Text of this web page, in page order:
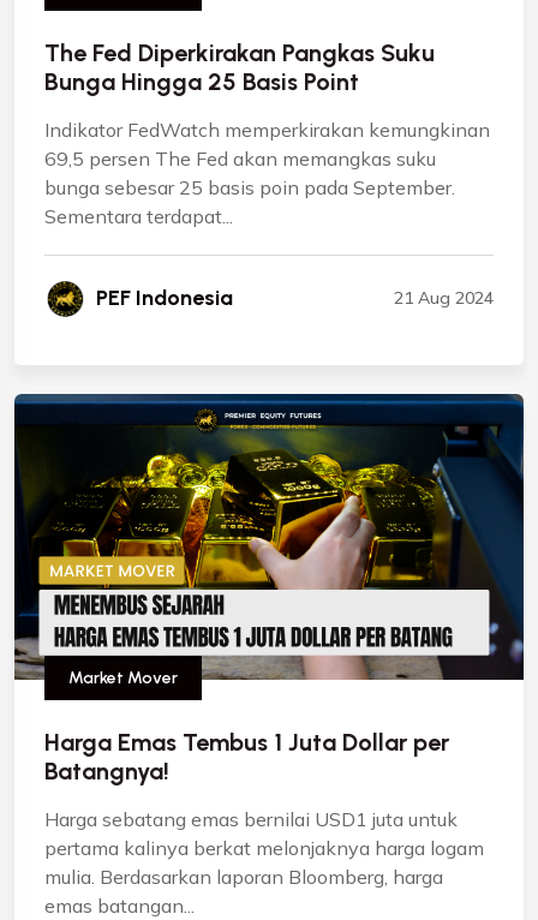
The Fed Diperkirakan Pangkas Suku
Bunga Hingga 25 Basis Point
Indikator FedWatch memperkirakan kemungkinan
69,5 persen The Fed akan memangkas suku
bunga sebesar 25 basis poin pada September.
Sementara terdapat...
PEF Indonesia 21 Aug 2024
Market Mover
Harga Emas Tembus 1 Juta Dollar per
Batangnya!
Harga sebatang emas bernilai USD1 juta untuk
pertama kalinya berkat melonjaknya harga logam
mulia. Berdasarkan laporan Bloomberg, harga
emas batangan...